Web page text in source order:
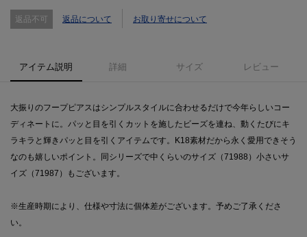
返品不可 返品について お取り寄せについて
アイテム説明 詳細 サイズ レビュー
大振りのフープピアスはシンプルスタイルに合わせるだけで今年らしいコー
ディネートに。パッと目を引くカットを施したビーズを連ね、動くたびにキ
ラキラと輝きパッと目を引くアイテムです。K18素材だから永く愛用できそう
なのも嬉しいポイント。同シリーズで中くらいのサイズ（71988）小さいサ
イズ（71987）もございます。
※生産時期により、仕様や寸法に個体差がございます。予めご了承くださ
い。